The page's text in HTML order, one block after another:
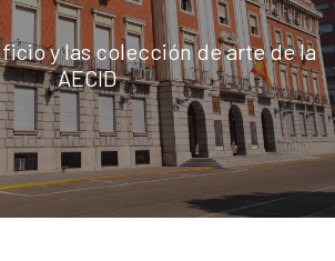
y las colección de arte de la
AECID